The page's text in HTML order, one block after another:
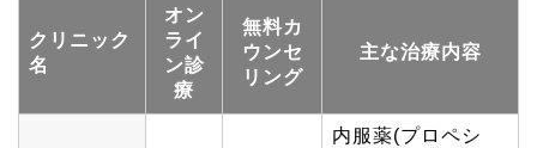
クリニック
名
オン
ライ
ン診
療
無料カ
ウンセ
リング
主な治療内容
内服薬(プロペシ